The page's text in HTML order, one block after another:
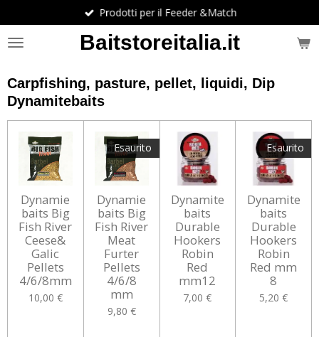
al
contenuto
Baitstoreitalia.it
Prodotti per il Feeder &Match
Carpfishing, pasture, pellet, liquidi, Dip
Dynamitebaits
Dynamie
baits Big
Fish River
Ceese&
Galic
Pellets
4/6/8mm
10,00 €
Esaurito
Dynamie
baits Big
Fish River
Meat
Furter
Pellets
4/6/8
mm
9,80 €
Dynamite
baits
Durable
Hookers
Robin
Red
mm12
7,00 €
Esaurito
Dynamite
baits
Durable
Hookers
Robin
Red mm
8
5,20 €